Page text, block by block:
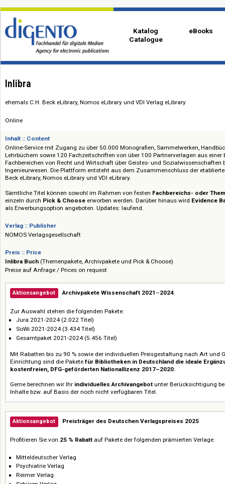
Katalog
Catalogue
Inhalt :: Content
Online-Service mit Zugang zu über 50.000 Monografien, Sammelwerken,
Lehrbüchern sowie 120 Fachzeitschriften von über 100 Partnerverlagen
Fachbereichen von Recht und Wirtschaft über Geistes- und
Ingenieurwesen. Die Plattform entsteht aus dem Zusammenschluss der
Beck eLibrary, Nomos eLibrary und VDI eLibrary.
einzeln durchPick & Choose
als Erwerbungsoption angeboten. Updates: laufend.
Verlag :: Publisher
NOMOS Verlagsgesellschaft
Inlibra Buch(Themenpakete, Archivpakete und Pick & Choose)
Preise auf Anfrage / Prices on request
Aktionsangebot Archivpakete Wissenschaft 2021
Jura 2021-2024 (2.022 Titel)
SoWi 2021-2024 (3.434 Titel)
Gesamtpaket 2021-2024 (5.456 Titel)
Mit Rabatten bis zu 90 % sowie der individuellen Preisgestaltung nach
Einrichtung sind die Paketefür Bibliotheken in Deutschland die
kostenfreien, DFG-geförderten Nationallizenz 2017–2020.
Gerne berechnen wir Ihr
Inhalte bzw. auf Basis der noch nicht verfügbaren Titel.
Aktionsangebot